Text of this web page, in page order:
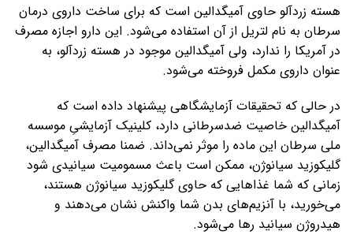
هسته زردآلو حاوی آمیگدالین است که برای ساخت داروی درمان
سرطان به نام لتریل از آن استفاده می‌شود. این دارو اجازه مصرف
در آمریکا را ندارد، ولی آمیگدالین موجود در هسته زردآلو، به
عنوان داروی مکمل فروخته می‌شود.
در حالی که تحقیقات آزمایشگاهی پیشنهاد داده است که
آمیگدالین خاصیت ضدسرطانی دارد، کلینیک آزمایشیِ موسسه
ملی سرطان این ماده را موثر نمی‌داند. ضمنا مصرف آمیگدالین،
گلیکوزید سیانوژن، ممکن است باعث مسمومیت سیانیدی شود
زمانی که شما غذاهایی که حاوی گلیکوزید سیانوژن هستند،
می‌خورید، با آنزیم‌های بدن شما واکنش نشان می‌دهند و
هیدروژن سیانید رها می‌شود.